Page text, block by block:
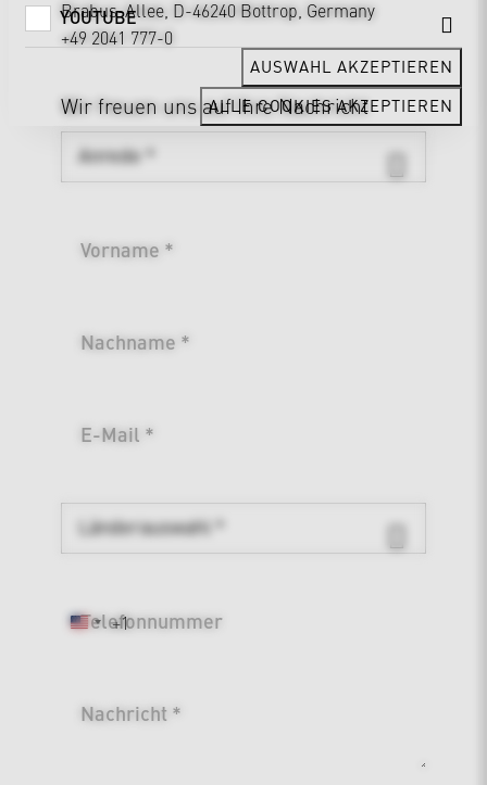
Brabus-Allee, D-46240 Bottrop, Germany
+49 2041 777-0
Wir freuen uns auf Ihre Nachricht
Vorname *
Nachname *
E-Mail *
Telefonnummer
United
+1
Nachricht *
YOUTUBE
AUSWAHL AKZEPTIEREN
ALLE COOKIES AKZEPTIEREN